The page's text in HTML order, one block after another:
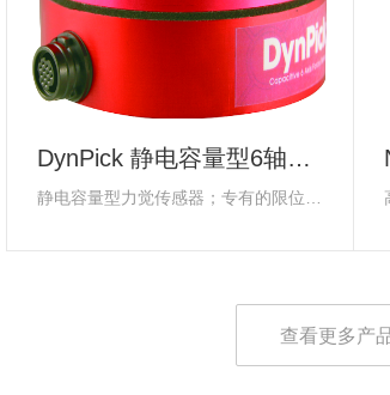
DynPick 静电容量型6轴力觉传感器
查看更多产